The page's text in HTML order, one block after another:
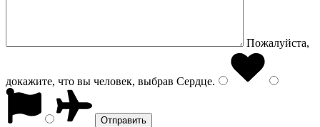
Пожалуйста,
докажите, что вы человек, выбрав Сердце.